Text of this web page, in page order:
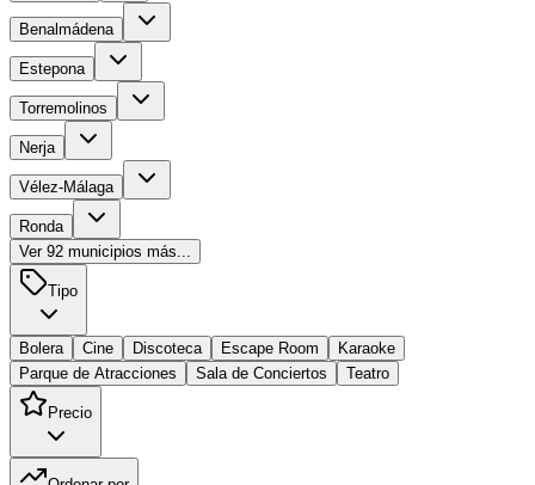
Benalmádena
Estepona
Torremolinos
Nerja
Vélez-Málaga
Ronda
Ver 92 municipios más...
Tipo
Bolera Cine Discoteca Escape Room
Karaoke
Parque de Atracciones
Sala de Conciertos Teatro
Precio